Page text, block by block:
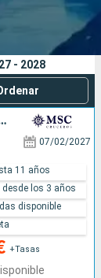
- 2028
FRANCIA, REINO UNIDO
07/02/2027
+Tasas
11 años
los 3 años
disponible